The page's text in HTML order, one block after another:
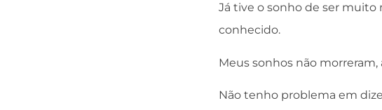
Já tive o sonho de ser muito
conhecido.
Meus sonhos não
Não tenho problema em